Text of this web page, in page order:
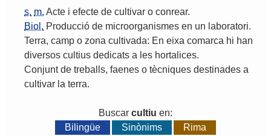
s. m. Acte i efecte de cultivar o conrear.
Biol. Producció de microorganismes en un laboratori.
Terra, camp o zona cultivada: En eixa comarca hi han
diversos cultius dedicats a les hortalices.
Conjunt de treballs, faenes o tècniques destinades a
cultivar la terra.
Buscar cultiu en:
Bilingüe
Sinònims Rima